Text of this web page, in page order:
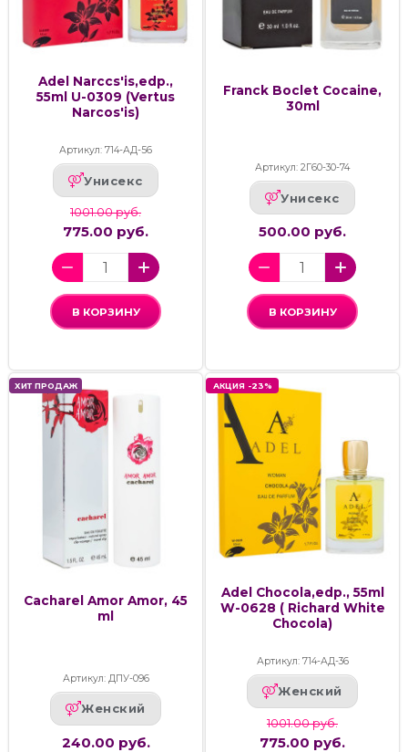
Adel Narccs'is,edp.,
55ml U-0309 (Vertus
Narcos'is)
Артикул: 714-АД-56
Унисекс
1001.00 руб.
775.00 руб.
В КОРЗИНУ
Franck Boclet Cocaine,
30ml
Артикул: 2Г60-30-74
Унисекс
500.00 руб.
В КОРЗИНУ
ХИТ ПРОДАЖ
Cacharel Amor Amor, 45
ml
Артикул: ДПУ-096
Женский
240.00 руб.
АКЦИЯ -23%
Adel Chocola,edp., 55ml
W-0628 ( Richard White
Chocola)
Артикул: 714-АД-36
Женский
1001.00 руб.
775.00 руб.